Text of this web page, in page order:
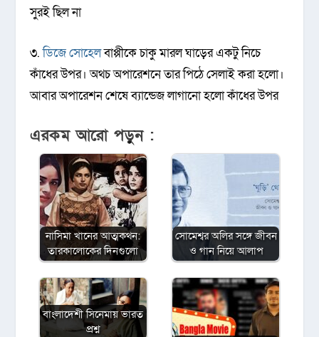
সুরই ছিল না
৩.ডিজে সোহেলবাপ্পীকে চাকু মারল ঘাড়ের একটু নিচে
কাঁধের উপর। অথচ অপারেশনে তার পিঠে সেলাই করা হলো।
আবার অপারেশন শেষে ব্যান্ডেজ লাগানো হলো কাঁধের উপর
এরকম আরো পড়ুন :
নাসিমা খানের আত্মকথন:
তারকালোকের দিনগুলো
সোমেশ্বর অলির সঙ্গে জীবন
ও গান নিয়ে আলাপ
বাংলাদেশী সিনেমায় ভারত
প্রশ্ন